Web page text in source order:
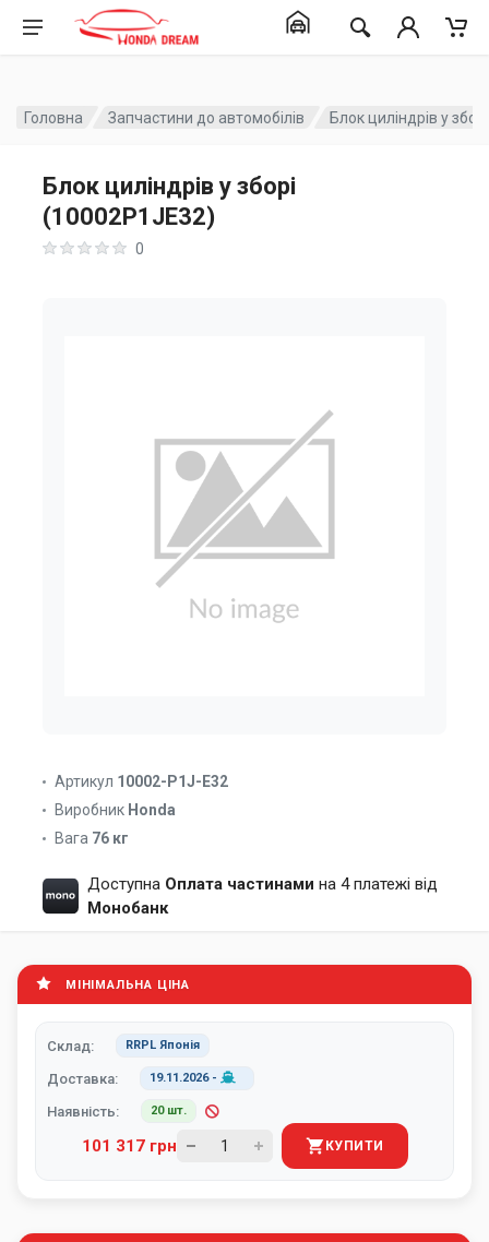
Головна Запчастини до автомобілів Блок циліндрів у
Блок циліндрів у зборі
(10002P1JE32)
0
Артикул 10002-P1J-E32
Виробник Honda
Вага 76 кг
Доступна Оплата частинами на 4 платежі від
Монобанк
МІНІМАЛЬНА ЦІНА
Склад: RRPL Японія
Доставка: 19.11.2026-
Наявність: 20 шт.
101 317 грн КУПИТИ